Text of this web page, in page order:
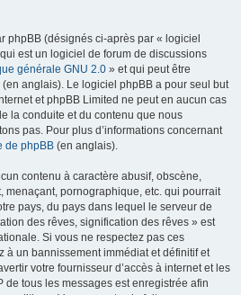
phpBB (désignés ci-après par « logiciel
est un logiciel de forum de discussions
générale GNU 2.0 » et qui peut être
(en anglais). Le logiciel phpBB a pour seul but
et phpBB Limited ne peut en aucun cas
la conduite et du contenu que nous
pas. Pour plus d’informations concernant
de phpBB (en anglais).
contenu à caractère abusif, obscène,
menaçant, pornographique, etc. qui pourrait
pays, du pays dans lequel le serveur de
des rêves, signification des rêves » est
Si vous ne respectez pas ces
à un bannissement immédiat et définitif et
votre fournisseur d’accès à internet et les
de tous les messages est enregistrée afin